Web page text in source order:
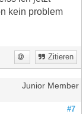
kein problem
Zitieren
Junior Member
#7